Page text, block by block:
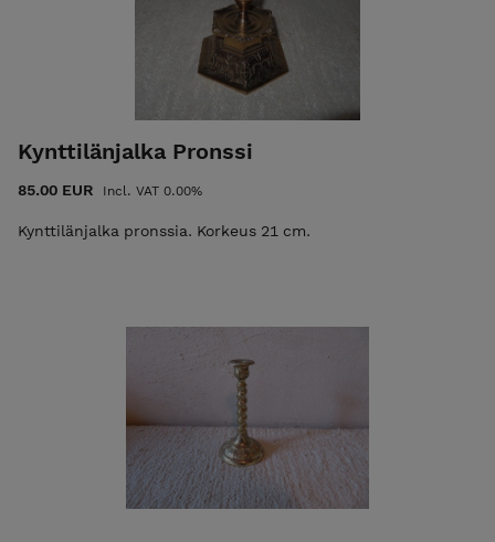
Kynttilänjalka Pronssi
85.00 EUR Incl. VAT 0.00%
Kynttilänjalka pronssia. Korkeus 21 cm.